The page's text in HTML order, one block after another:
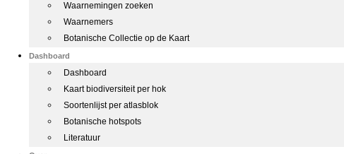
Waarnemingen zoeken
Waarnemers
Botanische Collectie op de Kaart
Dashboard
Dashboard
Kaart biodiversiteit per hok
Soortenlijst per atlasblok
Botanische hotspots
Literatuur